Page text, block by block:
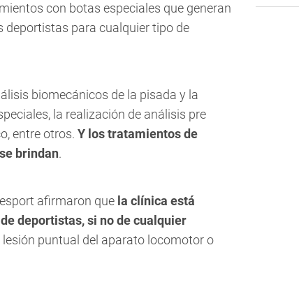
con botas especiales que generan
deportistas para cualquier tipo de
biomecánicos de la pisada y la
la realización de análisis pre
entre otros. Y los tratamientos de
brindan.
afirmaron que la clínica está
deportistas, si no de cualquier
lesión puntual del aparato locomotor o